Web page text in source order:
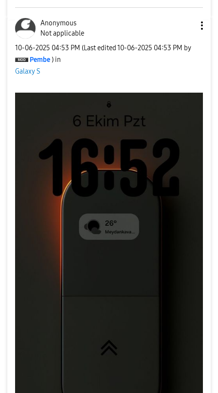
Anonymous
Not applicable
‎10-06-2025 04:53 PM (Last edited ‎10-06-2025 04:53 PM by
Pembe ) in
Galaxy S